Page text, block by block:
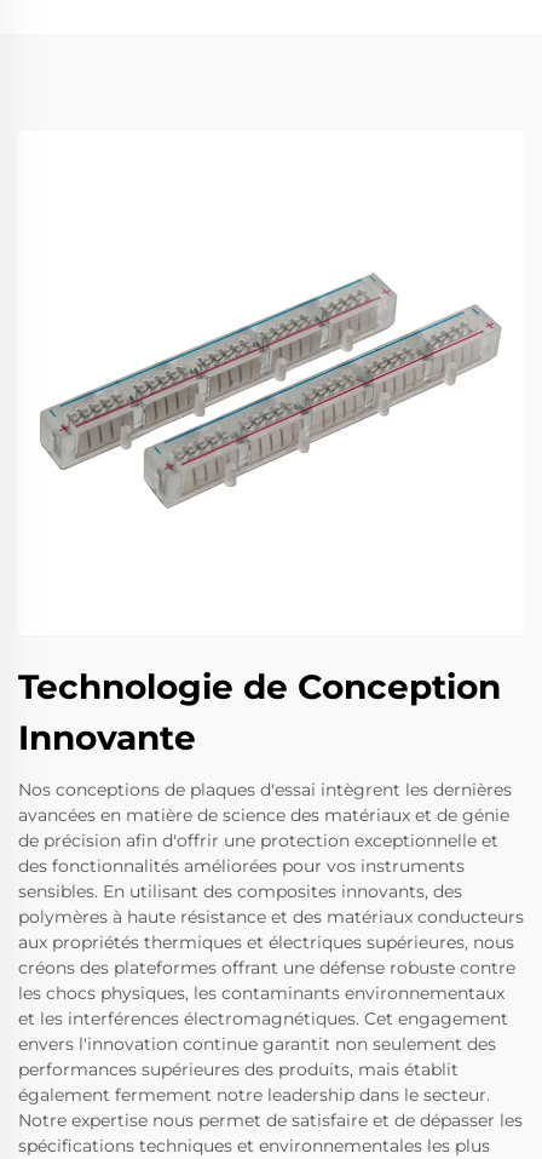
Technologie de Conception
Innovante
Nos conceptions de plaques d'essai intègrent les dernières
avancées en matière de science des matériaux et de génie
de précision afin d'offrir une protection exceptionnelle et
des fonctionnalités améliorées pour vos instruments
sensibles. En utilisant des composites innovants, des
polymères à haute résistance et des matériaux conducteurs
aux propriétés thermiques et électriques supérieures, nous
créons des plateformes offrant une défense robuste contre
les chocs physiques, les contaminants environnementaux
et les interférences électromagnétiques. Cet engagement
envers l'innovation continue garantit non seulement des
performances supérieures des produits, mais établit
également fermement notre leadership dans le secteur.
Notre expertise nous permet de satisfaire et de dépasser les
spécifications techniques et environnementales les plus